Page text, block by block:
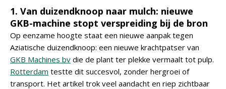
1. Van duizendknoop naar mulch: nieuwe
GKB-machine stopt verspreiding bij de bron
Op eenzame hoogte staat een nieuwe aanpak tegen
Aziatische duizendknoop: een nieuwe krachtpatser van
GKB Machines bv die de plant ter plekke vermaalt tot pulp.
Rotterdam testte dit succesvol, zonder hergroei of
transport. Het artikel trok veel aandacht en riep zichtbaar